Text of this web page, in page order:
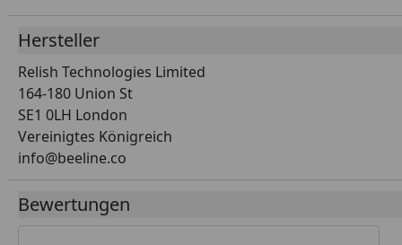
Hersteller
Relish Technologies Limited
164-180 Union St
SE1 0LH London
Vereinigtes Königreich
info@beeline.co
Bewertungen